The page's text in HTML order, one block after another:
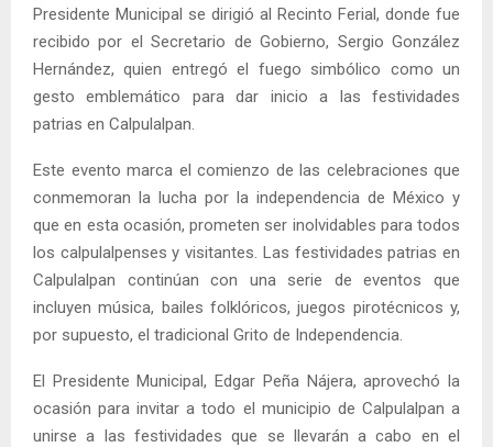
Presidente Municipal se dirigió al Recinto Ferial, donde fue
recibido por el Secretario de Gobierno, Sergio González
Hernández, quien entregó el fuego simbólico como un
gesto emblemático para dar inicio a las festividades
patrias en Calpulalpan.
Este evento marca el comienzo de las celebraciones que
conmemoran la lucha por la independencia de México y
que en esta ocasión, prometen ser inolvidables para todos
los calpulalpenses y visitantes. Las festividades patrias en
Calpulalpan continúan con una serie de eventos que
incluyen música, bailes folklóricos, juegos pirotécnicos y,
por supuesto, el tradicional Grito de Independencia.
El Presidente Municipal, Edgar Peña Nájera, aprovechó la
ocasión para invitar a todo el municipio de Calpulalpan a
unirse a las festividades que se llevarán a cabo en el